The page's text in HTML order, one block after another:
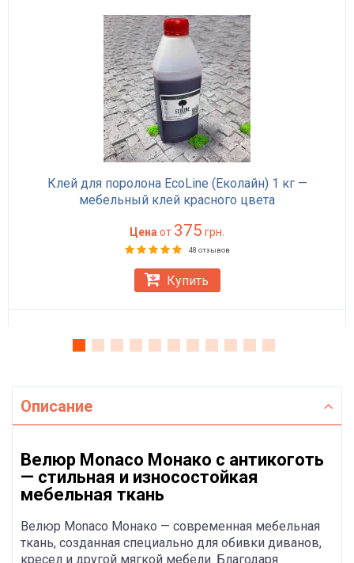
Клей для поролона EcoLine (Еколайн) 1 кг —
мебельный клей красного цвета
Цена от 375 грн.
48 отзывов
Купить
Описание
Велюр Monaco Монако с антикоготь
— стильная и износостойкая
мебельная ткань
Велюр Monaco Монако — современная мебельная
ткань, созданная специально для обивки диванов,
кресел и другой мягкой мебели. Благодаря